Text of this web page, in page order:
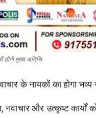
होंगी मुख्य अतिथि
के नायकों का होगा भव्य
,नवाचार और उत्कृष्ट कार्यों